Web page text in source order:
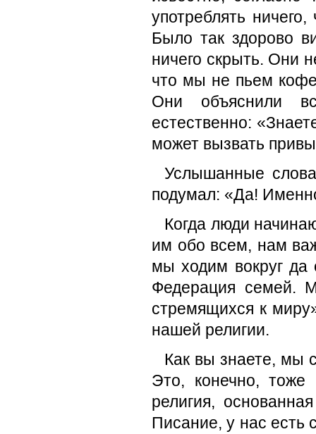
употреблять
Было так здорово
ничего скрыть. Они
что мы не пьем
Они объяснили
естественно:
может вызвать
Услышанные
подумал: «Да!
Когда люди
им обо всем, нам
мы ходим вокруг
Федерация семей.
стремящихся к
нашей религии.
Как вы знаете, мы
Это, конечно,
религия,
Писание, у нас есть